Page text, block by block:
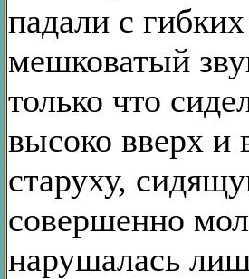
падали с
мешковатый
только что
высоко вверх и
старуху,
совершенно
нарушалась